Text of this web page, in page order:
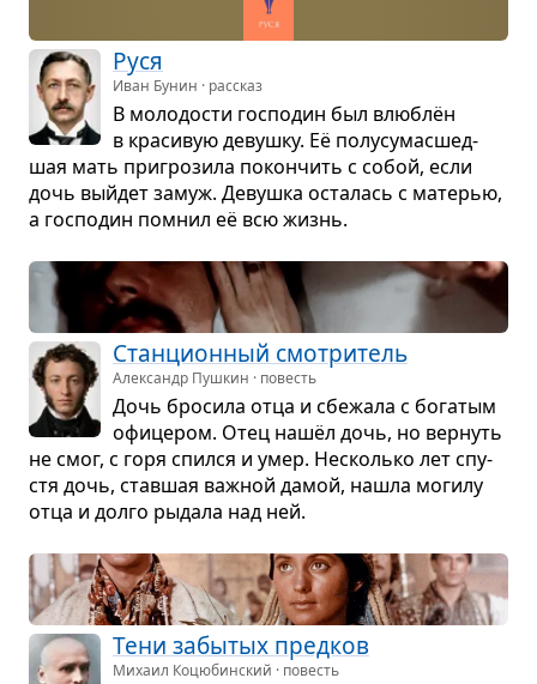
Руся
Иван Бунин · рассказ
В моло­до­сти гос­по­дин был влю­блён
в кра­си­вую девушку. Её полу­су­ма­с­шед­
шая мать при­гро­зила покон­чить с собой, если
дочь выйдет замуж. Девушка оста­лась с мате­рью,
а гос­по­дин помнил её всю жизнь.
Стан­ци­он­ный смот­ри­тель
Александр Пушкин · повесть
Дочь бро­сила отца и сбе­жала с бога­тым
офи­це­ром. Отец нашёл дочь, но вер­нуть
не смог, с горя спился и умер. Несколько лет спу­
стя дочь, став­шая важ­ной дамой, нашла могилу
отца и долго рыдала над ней.
Тени забы­тых пред­ков
Михаил Коцюбинский · повесть